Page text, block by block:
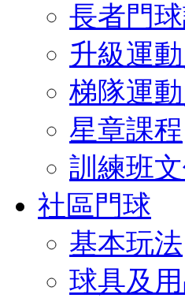
長者門
升級運
梯隊運
星章課程
訓練班
社區門球
基本玩法
球具及